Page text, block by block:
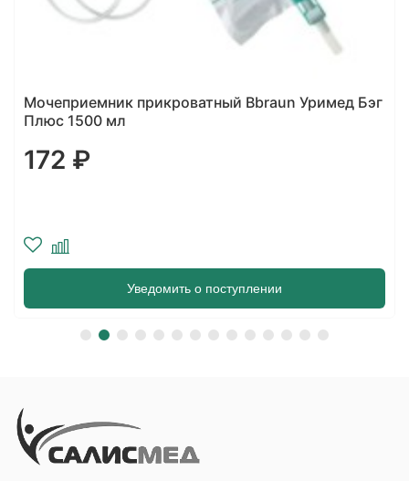
Мочеприемник прикроватный Bbraun Уримед Бэг
Плюс 1500 мл
172 ₽
Уведомить о поступлении